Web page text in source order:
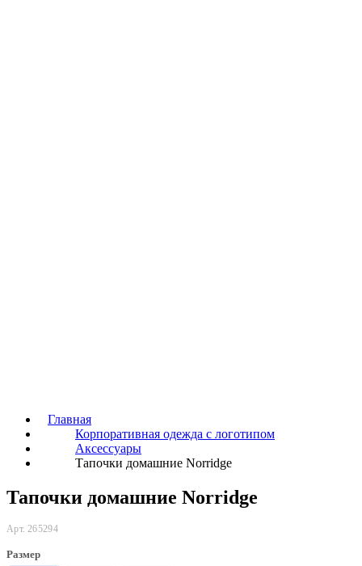
Главная
Корпоративная одежда с логотипом
Аксессуары
Тапочки домашние Norridge
Тапочки домашние Norridge
Арт. 265294
Размер